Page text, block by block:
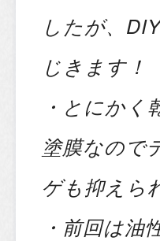
したが、
じきます！
・とにか
塗膜なので
ゲも抑えら
・前回は